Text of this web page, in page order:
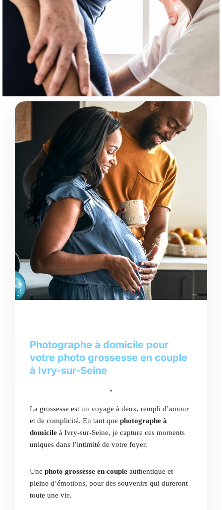
Photographe à domicile pour
votre photo grossesse en couple
à Ivry-sur-Seine
*
La grossesse est un voyage à deux, rempli d’amour
et de complicité. En tant que photographe à
domicile à Ivry-sur-Seine, je capture ces moments
uniques dans l’intimité de votre foyer.
Une photo grossesse en couple authentique et
pleine d’émotions, pour des souvenirs qui dureront
toute une vie.